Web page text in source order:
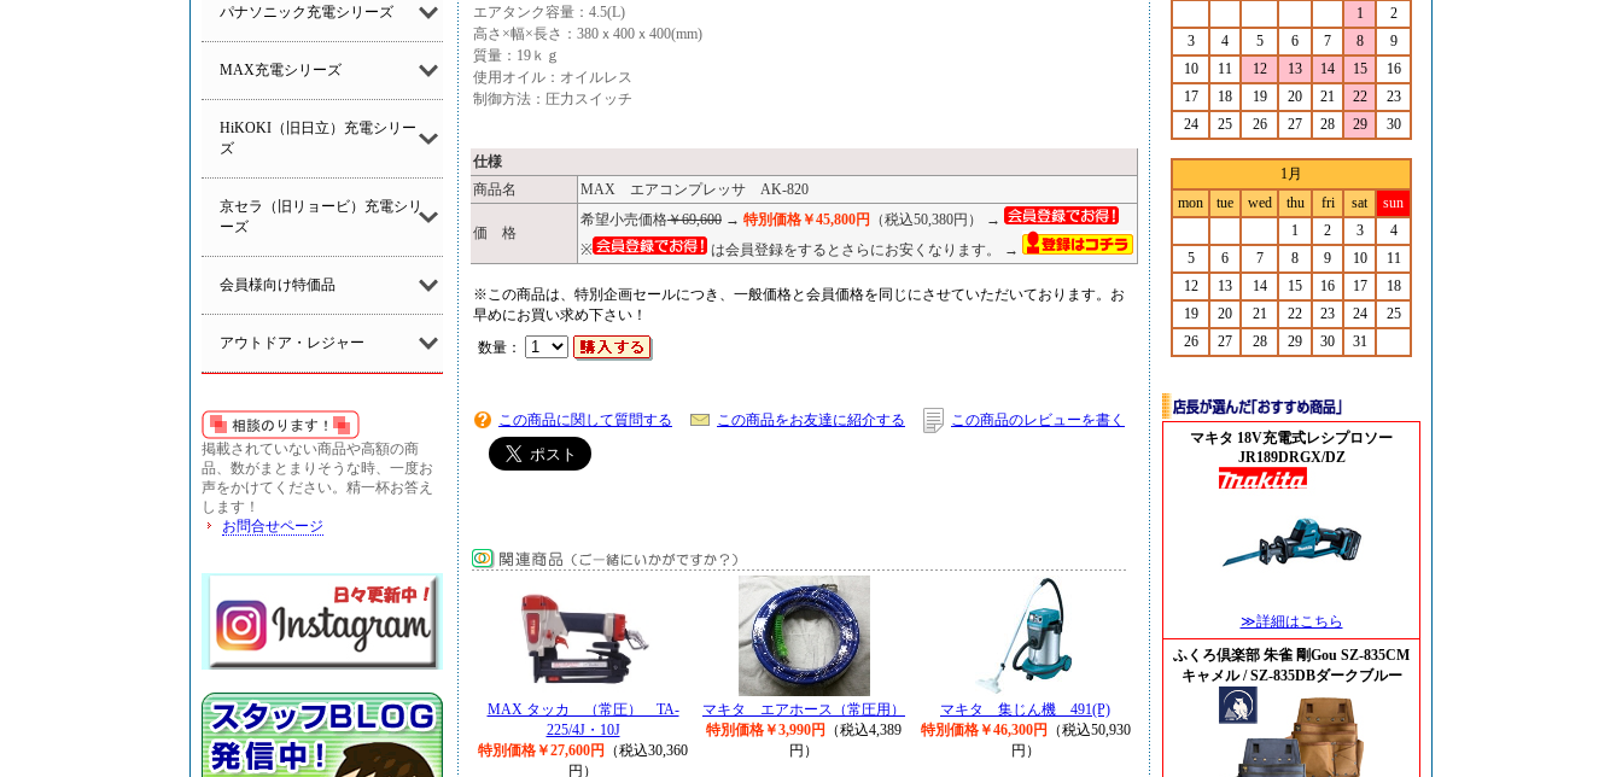
パナソニック充電シリーズ
MAX充電シリーズ
HiKOKI（旧日立）充電シリー
ズ
京セラ（旧リョービ）充電シリ
ーズ
会員様向け特価品
アウトドア・レジャー
掲載されていない商品や高額の商
品、数がまとまりそうな時、一度お
声をかけてください。精一杯お答え
します！
お問合せページ
エアタンク容量：4.5(L)
高さ×幅×長さ：380ｘ400ｘ400(mm)
質量：19ｋｇ
使用オイル：オイルレス
制御方法：圧力スイッチ
仕様
商品名
MAX エアコンプレッサ AK-820
価 格
希望小売価格￥69,600 → 特別価格￥45,800円
（税込50,380円） →
※
は会員登録をするとさらにお安くなります。 →
※この商品は、特別企画セールにつき、一般価格と会員価格を同じにさせていただいております。お
早めにお買い求め下さい！
数量：
この商品に関して質問する この商品をお友達に紹介する この商品のレビューを書く
MAX タッカ （常圧） TA-
225/4J・10J
特別価格￥27,600円
（税込30,360
円）
マキタ エアホース（常圧用）
特別価格￥3,990円
（税込4,389
円）
マキタ 集じん機 491(P)
特別価格￥46,300円
（税込50,930
円）
1
2
3
4 5 6 7 8
9
10
11 12 13 14 15
16
17
18 19 20 21 22
23
24
25 26 27 28 29 30
1月
mon
tue wed thu fri sat
sun
1
2 3
4
5
6 7 8 9 10
11
12
13 14 15 16 17
18
19
20 21 22 23 24
25
26
27 28 29 30 31
マキタ 18V充電式レシプロソー
JR189DRGX/DZ
≫詳細はこちら
ふくろ倶楽部 朱雀 剛Gou SZ-835CM
キャメル / SZ-835DBダークブルー